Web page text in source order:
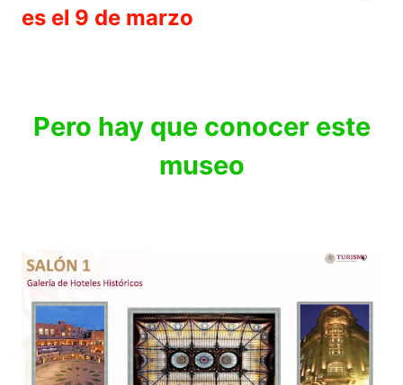
es el 9 de marzo
Pero hay que conocer este
museo